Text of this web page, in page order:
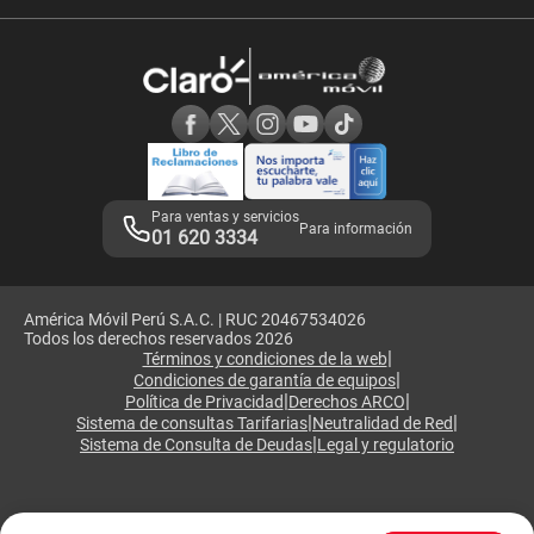
Consulta de IMEI
Consulta de reclamos
Adquirientes iPhone 6, 6S y SE
Mensaje de Seguridad
Términos y Condiciones de Tienda Claro
Libro de Reclamaciones
Legales de marketplace
Para ventas y servicios
01 620 3334 Para información
América Móvil Perú S.A.C. | RUC 20467534026
Todos los derechos reservados 2026
Términos y condiciones de la web|
Condiciones de garantía de equipos
Política de Privacidad Derechos ARCO
Sistema de consultas Tarifarias Neutralidad de Red
Sistema de Consulta de Deudas Legal y regulatorio